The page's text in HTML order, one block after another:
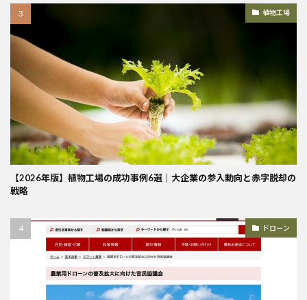
植物工場
【2026年版】植物工場の成功事例6選｜大企業の参入動向と赤字脱却の
戦略
ドローン